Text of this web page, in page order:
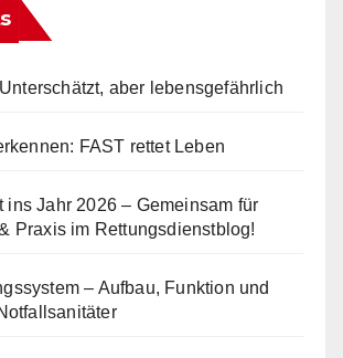
aber lebensgefährlich
FAST rettet Leben
ins Jahr 2026 – Gemeinsam für
Praxis im Rettungsdienstblog!
– Aufbau, Funktion und